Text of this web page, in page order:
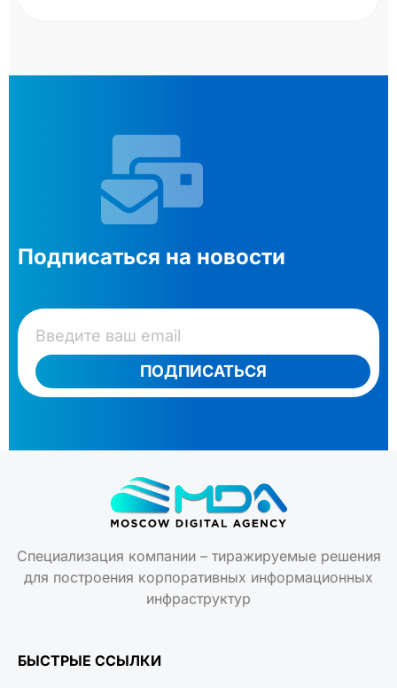
Подписаться на новости
ПОДПИСАТЬСЯ
Специализация компании – тиражируемые решения
для построения корпоративных информационных
инфраструктур
БЫСТРЫЕ ССЫЛКИ